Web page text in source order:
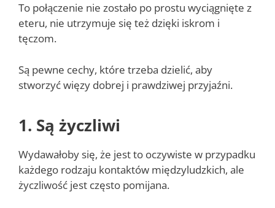
To połączenie nie zostało po prostu wyciągnięte z
eteru, nie utrzymuje się też dzięki iskrom i
tęczom.
Są pewne cechy, które trzeba dzielić, aby
stworzyć więzy dobrej i prawdziwej przyjaźni.
1. Są życzliwi
Wydawałoby się, że jest to oczywiste w przypadku
każdego rodzaju kontaktów międzyludzkich, ale
życzliwość jest często pomijana.